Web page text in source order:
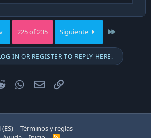
225 of 235 Siguiente
IN OR REGISTER TO REPLY HERE.
Reddit WhatsApp
Email
Términos y reglas